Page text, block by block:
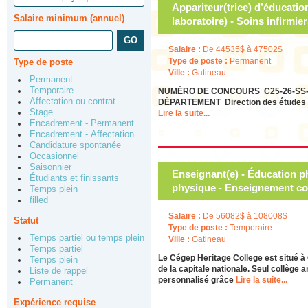
Salaire minimum (annuel)
Type de poste
Permanent
Temporaire
Affectation ou contrat
Stage
Encadrement - Permanent
Encadrement - Affectation
Candidature spontanée
Occasionnel
Saisonnier
Étudiants et finissants
Temps plein
filled
Statut
Temps partiel ou temps plein
Temps partiel
Temps plein
Liste de rappel
Permanent
Expérience requise
Appariteur(trice)
laboratoire) - Soins
Salaire : De 44535$ à 47502$
Type de poste : Permanent
Ville : Gatineau
NUMÉRO DE CONCOURS C25-26-
DÉPARTEMENT Direction des
Lire la suite...
Enseignant(e) - Éducation
physique - Enseignement
Salaire : De 56082$ à 108008$
Type de poste : Temporaire
Ville : Gatineau
Le Cégep Heritage College est situé
de la capitale nationale. Seul collège
personnalisé grâce Lire la suite...